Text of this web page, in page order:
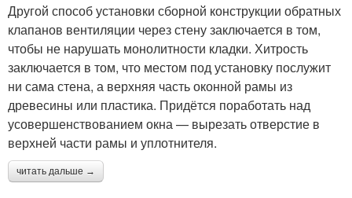
Другой способ установки сборной конструкции обратных
клапанов вентиляции через стену заключается в том,
чтобы не нарушать монолитности кладки. Хитрость
заключается в том, что местом под установку послужит
ни сама стена, а верхняя часть оконной рамы из
древесины или пластика. Придётся поработать над
усовершенствованием окна — вырезать отверстие в
верхней части рамы и уплотнителя.
читать дальше →